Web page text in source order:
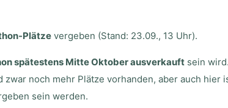
Plätze vergeben (Stand: 23.09., 13 Uhr).
spätestens Mitte Oktober ausverkauft sein
zwar noch mehr Plätze vorhanden, aber auch hier
sein werden.